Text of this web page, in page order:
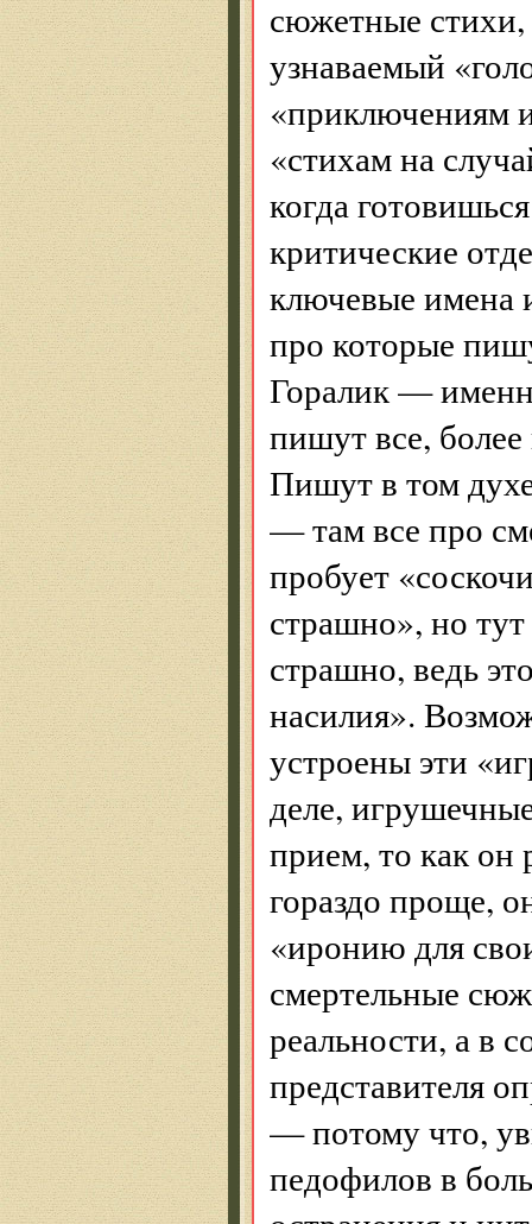
сюжетные стихи,
узнаваемый
«приключениям
«стихам на
когда
критические
ключевые имена
про которые
Горалик —
пишут все,
Пишут в том
— там все про
пробует
страшно», но
страшно, ведь
насилия».
устроены эти
деле,
прием, то как он
гораздо проще,
«иронию для
смертельные
реальности, а в
представителя
— потому что,
педофилов в